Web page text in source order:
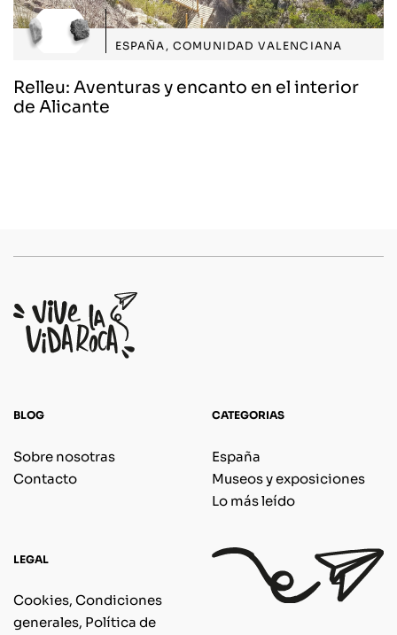
ESPAÑA , COMUNIDAD VALENCIANA
Relleu: Aventuras y encanto en el interior
de Alicante
BLOG
Sobre nosotras
Contacto
CATEGORIAS
España
Museos y exposiciones
Lo más leído
LEGAL
Cookies, Condiciones
generales, Política de